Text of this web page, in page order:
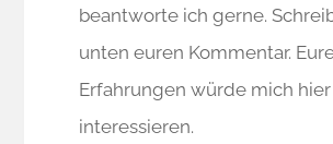
beantworte ich gerne.
unten euren Kommentar.
Erfahrungen würde mich hier
interessieren.